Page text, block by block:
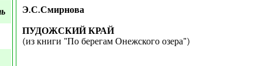
Э.С.Смирнова
ПУДОЖСКИЙ КРАЙ
(из книги "По берегам Онежского озера")